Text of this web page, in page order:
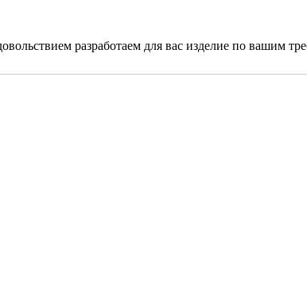
разработаем для вас изделие по вашим